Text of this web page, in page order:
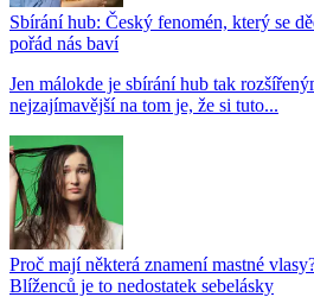
Sbírání hub: Český fenomén, který se
pořád nás baví
Jen málokde je sbírání hub tak
nejzajímavější na tom je, že si tuto...
Proč mají některá znamení mastné
Blíženců je to nedostatek sebelásky